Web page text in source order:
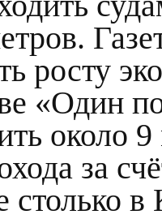
росту
«Один
около
за
столько в